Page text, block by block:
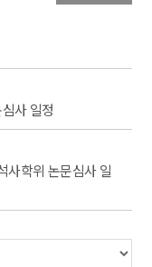
사 일정
사학위 논문심사 일